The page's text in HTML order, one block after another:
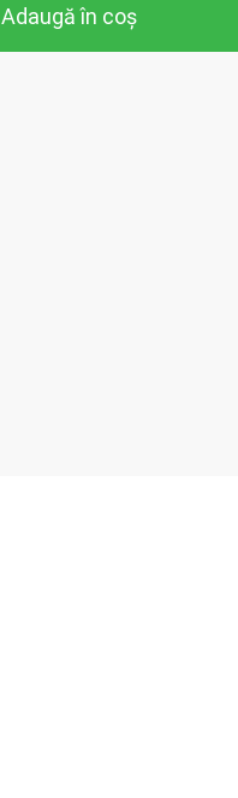
Adaugă în coș